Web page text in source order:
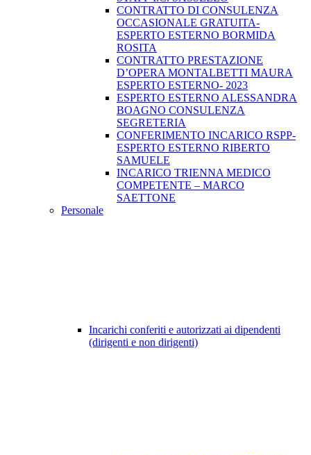
CONTRATTO DI CONSULENZA
OCCASIONALE GRATUITA-
ESPERTO ESTERNO BORMIDA
ROSITA
CONTRATTO PRESTAZIONE
D’OPERA MONTALBETTI MAURA
ESPERTO ESTERNO- 2023
ESPERTO ESTERNO ALESSANDRA
BOAGNO CONSULENZA
SEGRETERIA
CONFERIMENTO INCARICO RSPP-
ESPERTO ESTERNO RIBERTO
SAMUELE
INCARICO TRIENNA MEDICO
COMPETENTE – MARCO
SAETTONE
Personale
Incarichi conferiti e autorizzati ai dipendenti
(dirigenti e non dirigenti)